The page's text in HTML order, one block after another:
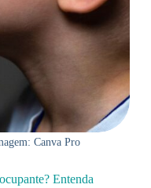
Canva Pro
Entenda